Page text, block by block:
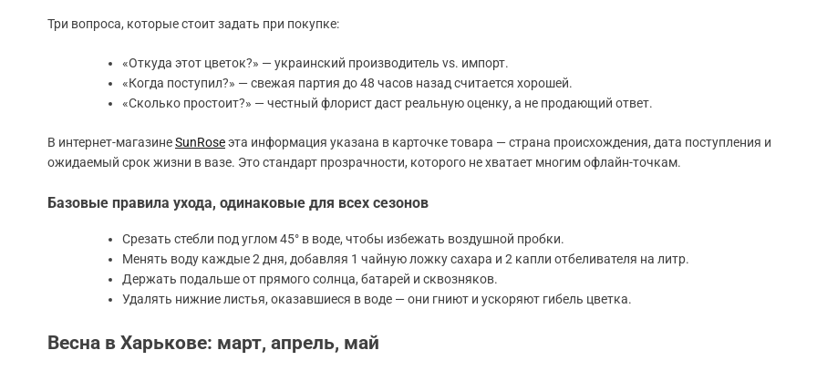
Три вопроса, которые стоит задать при покупке:
«Откуда этот цветок?» — украинский производитель vs. импорт.
«Когда поступил?» — свежая партия до 48 часов назад считается хорошей.
«Сколько простоит?» — честный флорист даст реальную оценку, а не продающий ответ.
В интернет-магазинеSunRoseэта информация указана в карточке товара — страна происхождения, дата поступления и
ожидаемый срок жизни в вазе. Это стандарт прозрачности, которого не хватает многим офлайн-точкам.
Базовые правила ухода, одинаковые для всех сезонов
Срезать стебли под углом 45° в воде, чтобы избежать воздушной пробки.
Менять воду каждые 2 дня, добавляя 1 чайную ложку сахара и 2 капли отбеливателя на литр.
Держать подальше от прямого солнца, батарей и сквозняков.
Удалять нижние листья, оказавшиеся в воде — они гниют и ускоряют гибель цветка.
Весна в Харькове: март, апрель, май